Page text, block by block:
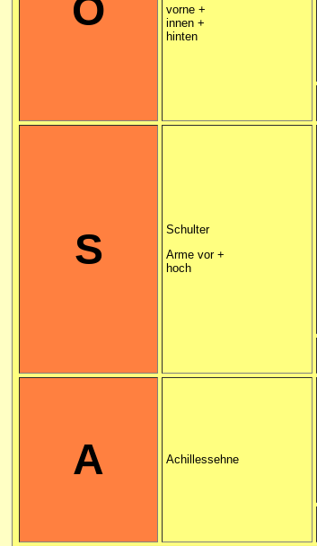
O
vorne +
innen +
hinten
S
Schulter
Arme vor +
hoch
A Achillessehne